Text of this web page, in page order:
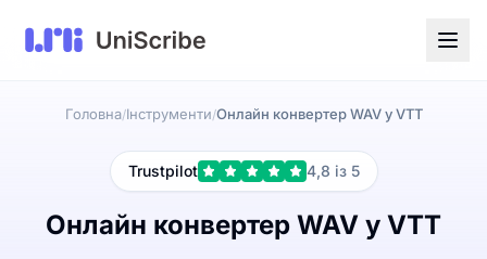
Головна/Інструменти/Онлайн конвертер WAV у VTT
Trustpilot 4,8 із 5
Онлайн конвертер WAV у VTT